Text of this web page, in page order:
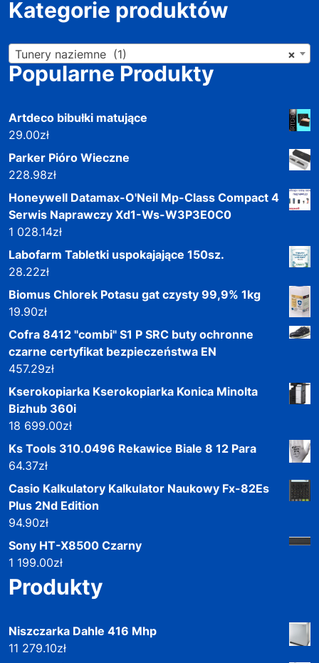
Kategorie produktów
×
Tunery naziemne (1)
Popularne Produkty
Artdeco bibułki matujące
29.00zł
Parker Pióro Wieczne
228.98zł
Honeywell Datamax-O'Neil Mp-Class Compact 4
Serwis Naprawczy Xd1-Ws-W3P3E0C0
1 028.14zł
Labofarm Tabletki uspokajające 150sz.
28.22zł
Biomus Chlorek Potasu gat czysty 99,9% 1kg
19.90zł
Cofra 8412 "combi" S1 P SRC buty ochronne
czarne certyfikat bezpieczeństwa EN
457.29zł
Kserokopiarka Kserokopiarka Konica Minolta
Bizhub 360i
18 699.00zł
Ks Tools 310.0496 Rekawice Biale 8 12 Para
64.37zł
Casio Kalkulatory Kalkulator Naukowy Fx-82Es
Plus 2Nd Edition
94.90zł
Sony HT-X8500 Czarny
1 199.00zł
Produkty
Niszczarka Dahle 416 Mhp
11 279.10zł